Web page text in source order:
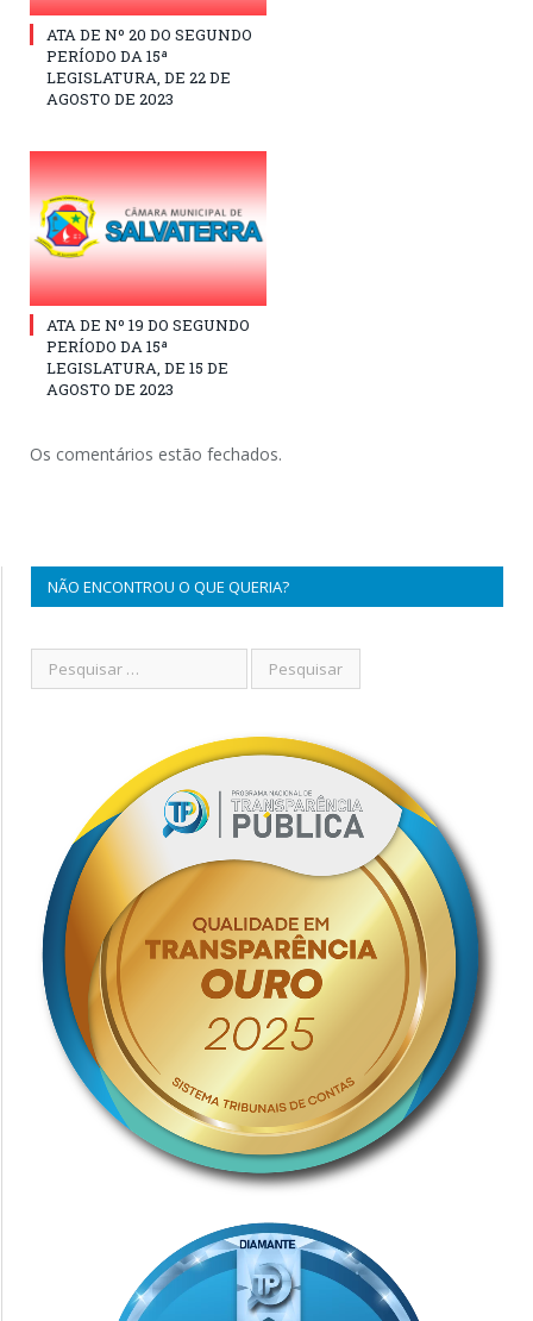
ATA DE Nº 20 DO SEGUNDO
PERÍODO DA 15ª
LEGISLATURA, DE 22 DE
AGOSTO DE 2023
ATA DE Nº 19 DO SEGUNDO
PERÍODO DA 15ª
LEGISLATURA, DE 15 DE
AGOSTO DE 2023
Os comentários estão fechados.
NÃO ENCONTROU O QUE QUERIA?